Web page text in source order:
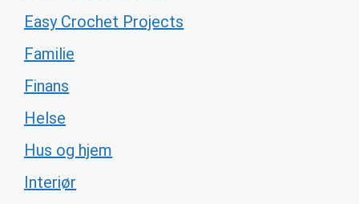
Easy Crochet Projects
Familie
Finans
Helse
Hus og hjem
Interiør